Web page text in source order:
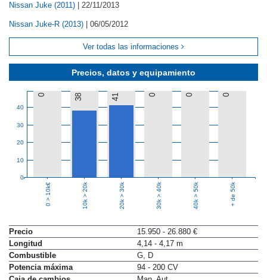
Precios, datos y equipamiento
0
10
20
30
40
0 38 41 0 0 0
0 > 10k€ 10k > 20k 20k > 30k 30k > 40k 40k > 50k + de 50k
Precio
15.950 - 26.880 €
Longitud
4,14 - 4,17 m
Combustible
G, D
Potencia máxima
94 - 200 CV
Nissan Juke (2011) 22/11/2013
Nissan Juke-R (2013) 06/05/2012
Ver todas las informaciones